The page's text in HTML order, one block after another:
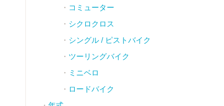
コミューター
シクロクロス
シングル / ピストバイク
ツーリングバイク
ミニベロ
ロードバイク